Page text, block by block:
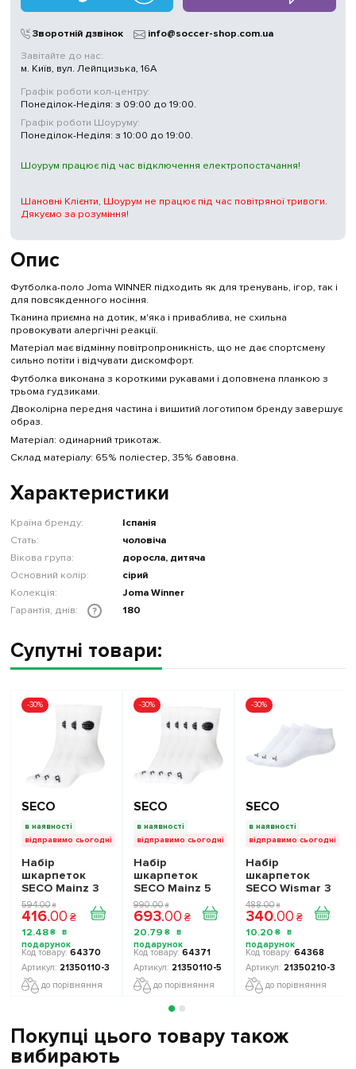
Опис
Футболка-поло Joma WINNER підходить як для тренувань, ігор, так і
для повсякденного носіння.
Тканина приємна на дотик, м'яка і приваблива, не схильна
провокувати алергічні реакції.
Матеріал має відмінну повітропроникність, що не дає спортсмену
сильно потіти і відчувати дискомфорт.
Футболка виконана з короткими рукавами і доповнена планкою з
трьома гудзиками.
Двоколірна передня частина і вишитий логотипом бренду завершує
образ.
Матеріал: одинарний трикотаж.
Склад матеріалу: 65% поліестер, 35% бавовна.
Характеристики
Країна бренду:
Іспанія
Стать:
чоловіча
Вікова група:
доросла, дитяча
Основний колір:
сірий
Колекція:
Joma Winner
Гарантія, днів:
? 180
Зворотній дзвінок
info@soccer-shop.com.ua
Завітайте до нас:
м. Київ, вул. Лейпцизька, 16А
Графік роботи кол-центру:
Понеділок-Неділя: з 09:00 до 19:00.
Графік роботи Шоуруму:
Понеділок-Неділя: з 10:00 до 19:00.
Шоурум працює під час відключення електропостачання!
Шановні Клієнти, Шоурум не працює під час повітряної тривоги.
Дякуємо за розуміння!
Супутні товари:
-30%
SECO
в наявності
відправимо сьогодні
Набір
шкарпеток
SECO Mainz 3
пари колір:
білий
594.00 ₴
416.00 ₴
12.48 ₴
64370
21350110-3
до порівняння
-30%
SECO
в наявності
відправимо сьогодні
Набір
шкарпеток
SECO Mainz 5
пар колір:
білий
990.00 ₴
693.00 ₴
20.79 ₴
64371
21350110-5
до порівняння
-30%
SECO
в наявності
відправимо сьогодні
Набір
шкарпеток
SECO Wismar 3
пари колір:
білий
488.00 ₴
340.00 ₴
10.20 ₴
64368
21350210-3
до порівняння
Покупці цього товару також
вибирають